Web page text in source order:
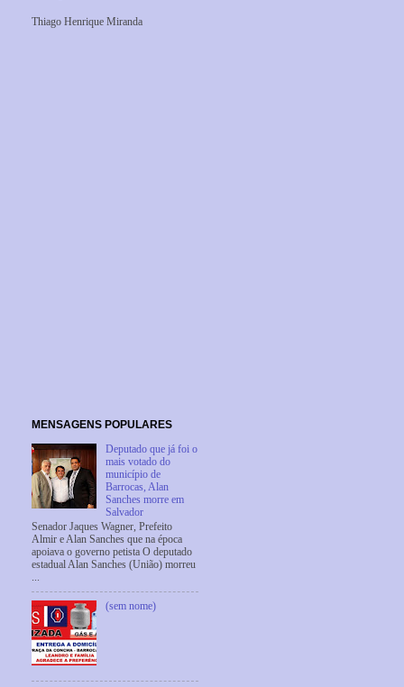
Thiago Henrique Miranda
MENSAGENS POPULARES
Deputado que já foi o
mais votado do
município de
Barrocas, Alan
Sanches morre em
Salvador
Senador Jaques Wagner, Prefeito
Almir e Alan Sanches que na época
apoiava o governo petista O deputado
estadual Alan Sanches (União) morreu
...
(sem nome)